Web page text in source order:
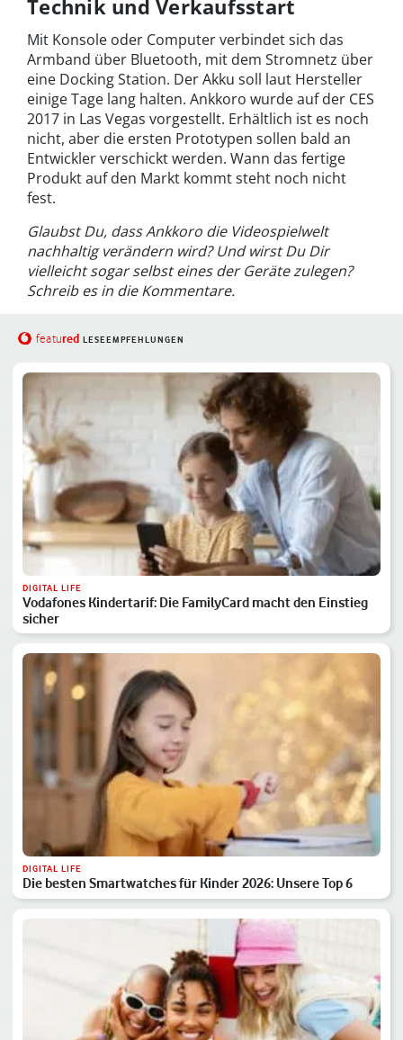
Technik und Verkaufsstart
Mit Konsole oder Computer verbindet sich das
Armband über Bluetooth, mit dem Stromnetz über
eine Docking Station. Der Akku soll laut Hersteller
einige Tage lang halten. Ankkoro wurde auf der CES
2017 in Las Vegas vorgestellt. Erhältlich ist es noch
nicht, aber die ersten Prototypen sollen bald an
Entwickler verschickt werden. Wann das fertige
Produkt auf den Markt kommt steht noch nicht
fest.
Glaubst Du, dass Ankkoro die Videospielwelt
nachhaltig verändern wird? Und wirst Du Dir
vielleicht sogar selbst eines der Geräte zulegen?
Schreib es in die Kommentare.
featured LESEEMPFEHLUNGEN
DIGITAL LIFE
Vodafones Kindertarif: Die FamilyCard macht den Einstieg
sicher
DIGITAL LIFE
Die besten Smartwatches für Kinder 2026: Unsere Top 6